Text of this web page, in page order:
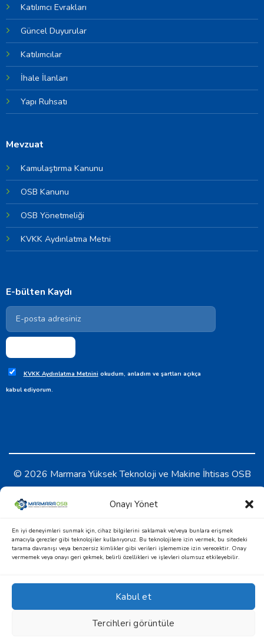
Onayı Yönet
En iyi deneyimleri sunmak için, cihaz bilgilerini saklamak ve/veya bunlara erişmek
amacıyla çerezler gibi teknolojiler kullanıyoruz. Bu teknolojilere izin vermek, bu sitedeki
tarama davranışı veya benzersiz kimlikler gibi verileri işlememize izin verecektir. Onay
vermemek veya onayı geri çekmek, belirli özellikleri ve işlevleri olumsuz etkileyebilir.
Kabul et
Tercihleri görüntüle
Katılımcı Evrakları
Güncel Duyurular
Katılımcılar
İhale İlanları
Yapı Ruhsatı
Mevzuat
Kamulaştırma Kanunu
OSB Kanunu
OSB Yönetmeliği
KVKK Aydınlatma Metni
E-bülten Kaydı
KVKK Aydınlatma Metnini okudum, anladım ve şartları açıkça
kabul ediyorum.
© 2026 Marmara Yüksek Teknoloji ve Makine İhtisas OSB
KVKK Aydınlatma Metni-Çerez Politikası